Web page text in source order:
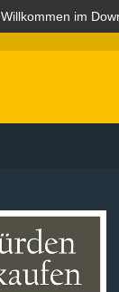
Willkommen im